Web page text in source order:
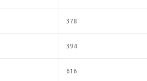
378
394
616